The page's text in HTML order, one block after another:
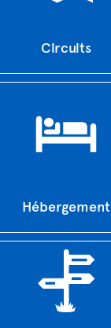
Circuits
Hébergement